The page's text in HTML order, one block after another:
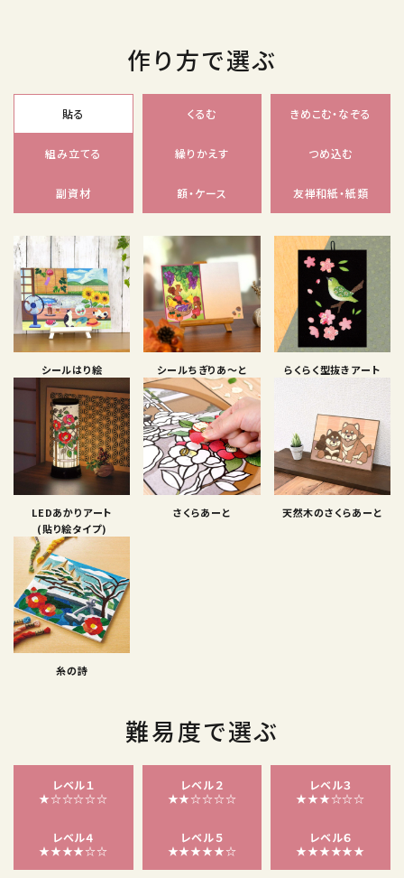
作り方で選ぶ
貼る くるむ きめこむ・なぞる
組み立てる 繰りかえす つめ込む
副資材 額・ケース 友禅和紙・紙類
シールはり絵 シールちぎりあ〜と らくらく型抜きアート
LEDあかりアート
(貼り絵タイプ)
さくらあーと 天然木のさくらあーと
糸の詩
難易度で選ぶ
レベル１
★☆☆☆☆☆
レベル２
★★☆☆☆☆
レベル３
★★★☆☆☆
レベル４
★★★★☆☆
レベル５
★★★★★☆
レベル６
★★★★★★